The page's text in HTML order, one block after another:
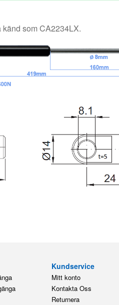
som CA2234LX.
Kundservice
Mitt konto
Kontakta Oss
Returnera